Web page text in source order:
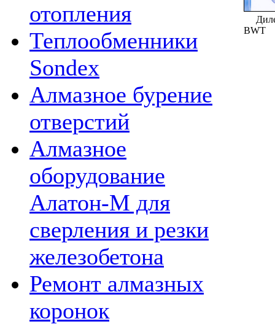
отопления
Теплообменники
Sondex
Алмазное бурение
отверстий
Алмазное
оборудование
Алатон-М для
сверления и резки
железобетона
Ремонт алмазных
коронок
BWT